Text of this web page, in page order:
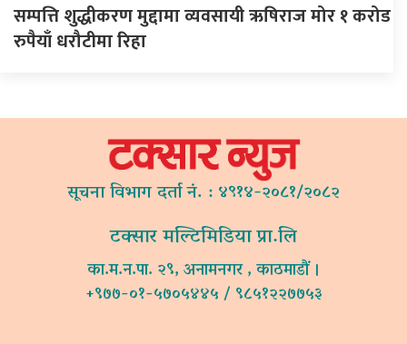
सम्पत्ति शुद्धीकरण मुद्दामा व्यवसायी ऋषिराज मोर १ करोड
रुपैयाँ धरौटीमा रिहा
सूचना विभाग दर्ता नं. : ४९१४-२०८१/२०८२
टक्सार मल्टिमिडिया प्रा.लि
का.म.न.पा. २९, अनामनगर , काठमाडौं ।
+९७७-०१-५७०५४४५ / ९८५१२२७७५३